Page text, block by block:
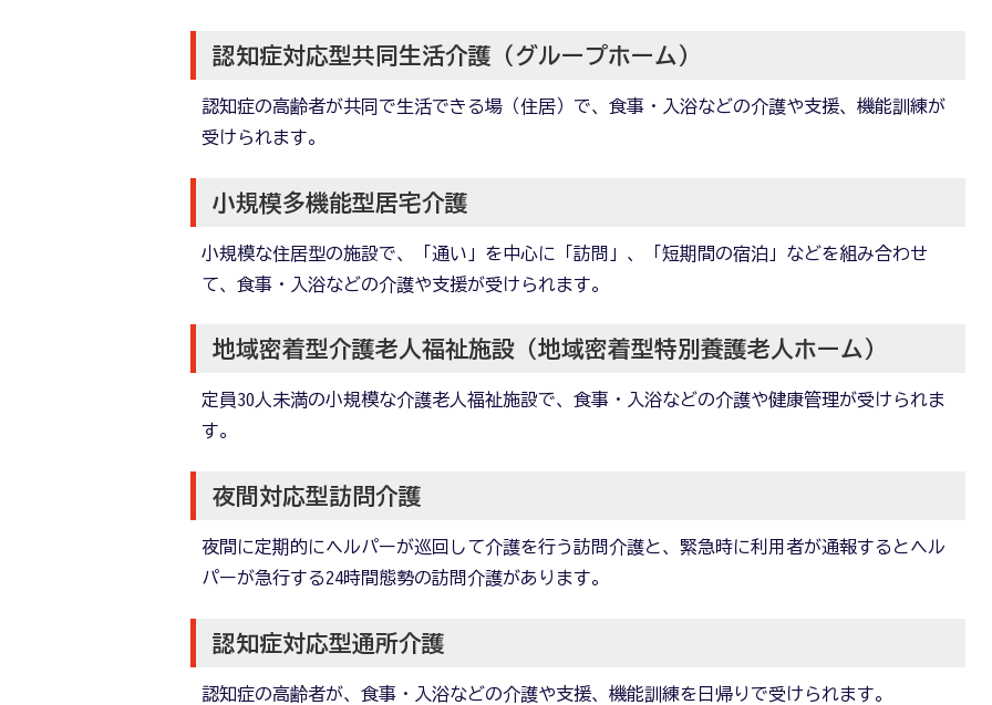
認知症対応型共同生活介護（グループホーム）
認知症の高齢者が共同で生活できる場（住居）で、食事・入浴などの介護や支援、機能訓練が
受けられます。
小規模多機能型居宅介護
小規模な住居型の施設で、「通い」を中心に「訪問」、「短期間の宿泊」などを組み合わせ
て、食事・入浴などの介護や支援が受けられます。
地域密着型介護老人福祉施設（地域密着型特別養護老人ホーム）
定員30人未満の小規模な介護老人福祉施設で、食事・入浴などの介護や健康管理が受けられま
す。
夜間対応型訪問介護
夜間に定期的にヘルパーが巡回して介護を行う訪問介護と、緊急時に利用者が通報するとヘル
パーが急行する24時間態勢の訪問介護があります。
認知症対応型通所介護
認知症の高齢者が、食事・入浴などの介護や支援、機能訓練を日帰りで受けられます。